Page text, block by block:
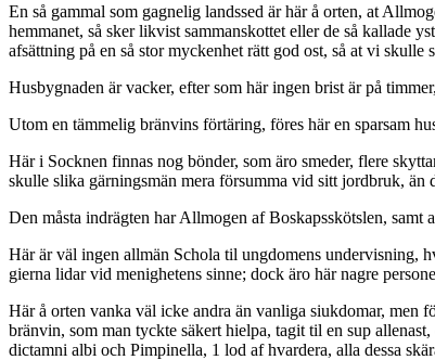
En så gammal som gagnelig landssed är här å orten, at
hemma­net, så sker likvist sammanskottet eller de så kallade
afsättning på en så stor myckenhet rätt god ost, så at vi
Husbygnaden är vacker, efter som här ingen brist är på
Utom en tämmelig bränvins förtäring, föres här en sparsam
Här i Socknen finnas nog bönder, som äro smeder, flere
skulle slika gärningsmän mera försumma vid sitt jordbruk, än
Den måsta indrägten har Allmogen af Boskapsskötslen,
Här är väl ingen allmän Schola til ungdomens undervisning,
gierna lidar vid menighetens sinne; dock äro här nagre
Här å orten vanka väl icke andra än vanliga siukdomar, men
bränvin, som man tyckte säkert hielpa, tagit til en sup
dictamni albi och Pimpinella, 1 lod af hvardera, alla dessa